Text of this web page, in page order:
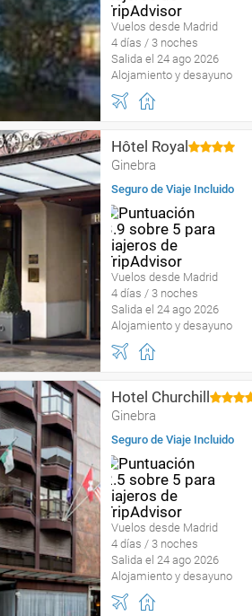
Vuelos desde Madrid
4 días / 3 noches
Salida el 24 ago 2026
Alojamiento y desayuno
Hôtel Royal
Ginebra
Seguro de Viaje Incluido
Vuelos desde Madrid
4 días / 3 noches
Salida el 24 ago 2026
Alojamiento y desayuno
Hotel Churchill
Ginebra
Seguro de Viaje Incluido
Vuelos desde Madrid
4 días / 3 noches
Salida el 24 ago 2026
Alojamiento y desayuno